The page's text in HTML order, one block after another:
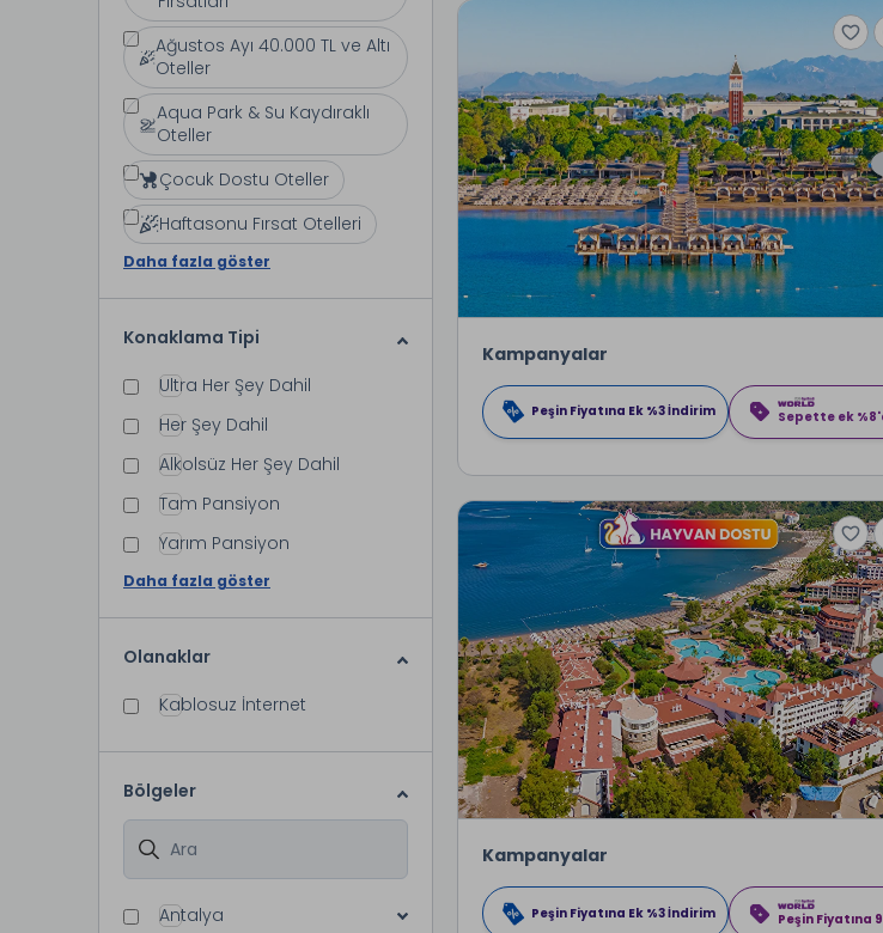
Ağustos Ayı 40.000 TL ve Altı
Oteller
Aqua Park & Su Kaydıraklı
Oteller
Çocuk Dostu Oteller
Haftasonu Fırsat Otelleri
Daha fazla göster
Konaklama Tipi
Ultra Her Şey Dahil
Her Şey Dahil
Alkolsüz Her Şey Dahil
Tam Pansiyon
Yarım Pansiyon
Daha fazla göster
Olanaklar
Kablosuz İnternet
Bölgeler
Antalya
Kampanyalar
Peşin Fiyatına Ek %3 İndirim Sepette ek
Kampanyalar
Peşin Fiyatına Ek %3 İndirim Peşin Fiyatına